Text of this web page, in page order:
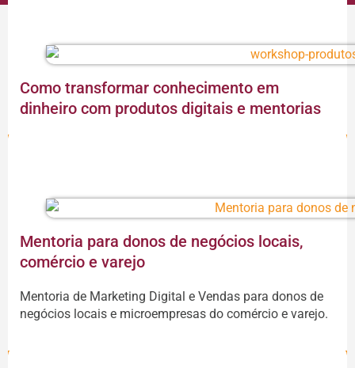
Como transformar conhecimento em
dinheiro com produtos digitais e mentorias
Mentoria para donos de negócios locais,
comércio e varejo
Mentoria de Marketing Digital e Vendas para donos de
negócios locais e microempresas do comércio e varejo.